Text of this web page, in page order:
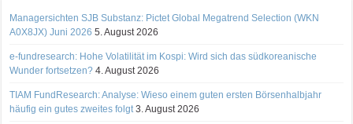
Managersichten SJB Substanz: Pictet Global Megatrend Selection (WKN
A0X8JX) Juni 2026 5. August 2026
e-fundresearch: Hohe Volatilität im Kospi: Wird sich das südkoreanische
Wunder fortsetzen? 4. August 2026
TIAM FundResearch: Analyse: Wieso einem guten ersten Börsenhalbjahr
häufig ein gutes zweites folgt 3. August 2026